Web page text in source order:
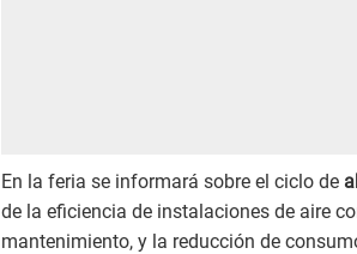
En la feria se informará sobre el ciclo de
de la eficiencia de instalaciones de aire
mantenimiento, y la reducción de